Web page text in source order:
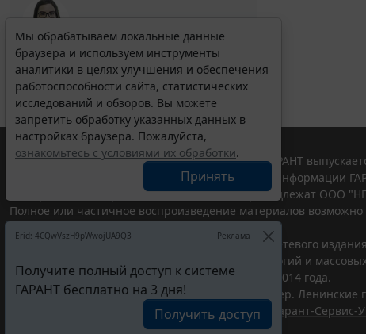
Выберите тему программы повышения квалификации
для юристов ...
Мы обрабатываем локальные данные
браузера и используем инструменты
аналитики в целях улучшения и обеспечения
работоспособности сайта, статистических
исследований и обзоров. Вы можете
запретить обработку указанных данных в
настройках браузера. Пожалуйста,
ознакомьтесь с условиями их обработки.
Принять
Erid: 4CQwVszH9pWwojUA9Q3 Реклама
Получите полный доступ к системе
ГАРАНТ бесплатно на 3 дня!
Получить доступ
© ООО "НПП "ГАРАНТ-СЕРВИС", 2026. Система ГАРАНТ
участниками Российской ассоциации правовой информации
Все права на материалы сайта ГАРАНТ.РУ принадлежат ООО
Полное или частичное воспроизведение материалов
Портал ГАРАНТ.РУ зарегистрирован в качестве сетевого
надзору в сфере связи,информационных технологий и
(Роскомнадзором), Эл № ФС77-58365 от 18 июня 2014 года.
ООО "НПП "ГАРАНТ-СЕРВИС", 119234, г. Москва, тер. Ленинские
Разработчик ЭПС Система ГАРАНТ – ООО "НПП "
Гарант-Сервис-